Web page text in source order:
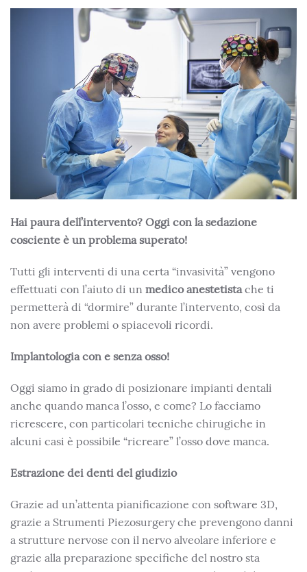
Hai paura dell’intervento? Oggi con la sedazione
cosciente è un problema superato!
Tutti gli interventi di una certa “invasività” vengono
effettuati con l’aiuto di un medico anestetista che ti
permetterà di “dormire” durante l’intervento, così da
non avere problemi o spiacevoli ricordi.
Implantologia con e senza osso!
Oggi siamo in grado di posizionare impianti dentali
anche quando manca l’osso, e come? Lo facciamo
ricrescere, con particolari tecniche chirugiche in
alcuni casi è possibile “ricreare” l’osso dove manca.
Estrazione dei denti del giudizio
Grazie ad un’attenta pianificazione con software 3D,
grazie a Strumenti Piezosurgery che prevengono danni
a strutture nervose con il nervo alveolare inferiore e
grazie alla preparazione specifiche del nostro sta